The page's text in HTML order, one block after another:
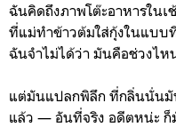
ฉันคิดถึงภาพโต๊ะอาหารในเ
ที่แม่ทำข้าวต้มใส่กุ้งในแบบ
ฉันจำไม่ได้ว่า มันคือช่วงไห
แต่มันแปลกพิลึก ที่กลิ่นนั่นมั
แล้ว — อันที่จริง อดีตหน่ะ ก็